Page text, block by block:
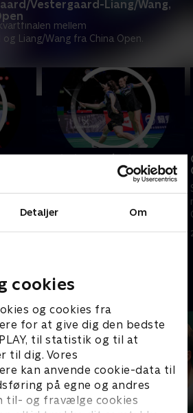
Detaljer Om
cookies
og cookies fra
for at give dig den bedste
til statistik og til at
til dig. Vores
kan anvende cookie-data til
på egne og andres
til- og fravælge cookies
Vestergaard-Liang/Wang,
mellem
og Liang/Wang fra China Open.
Christiansen/Bøje-
Gicquel/Delrue,
kvartfinale, China Open
kvartfinalen mellem